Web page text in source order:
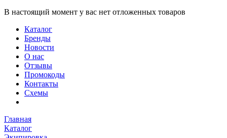
В настоящий момент у вас нет отложенных товаров
Каталог
Бренды
Новости
О нас
Отзывы
Промокоды
Контакты
Схемы
Главная
Каталог